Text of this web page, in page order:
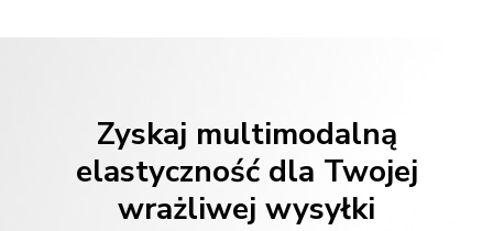
Zyskaj multimodalną
elastyczność dla Twojej
wrażliwej wysyłki